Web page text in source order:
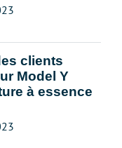
clients
Model Y
à essence